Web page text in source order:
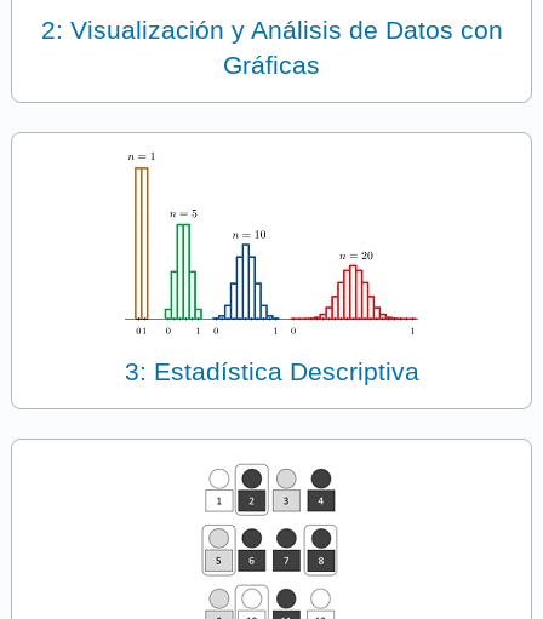
2: Visualización y Análisis de Datos con
Gráficas
3: Estadística Descriptiva